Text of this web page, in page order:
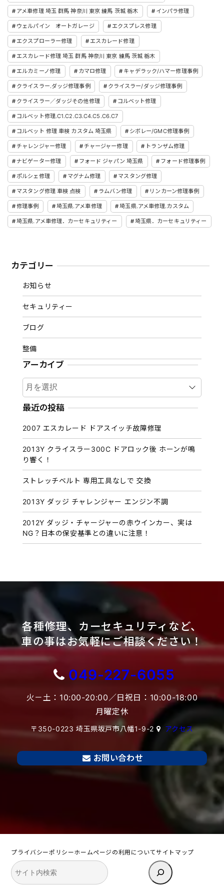
アメ車修理 埼玉 群馬 神奈川 東京 練馬 茨城 栃木 インパラ修理
ウェルパイン オートガレージ エクスプレス修理
エクスプローラー修理 エスカレード修理
エスカレード修理 埼玉 群馬 神奈川 東京 練馬 茨城 栃木
エルカミーノ修理 カマロ修理 キャデラック/ハマー修理事例
クライスラー.ダッジ修理事例 クライスラー/ダッジ修理事例
クライスラー／ダッジその他修理 コルベット修理
コルベット修理.C1.C2.C3.C4.C5.C6.C7
コルベット 修理 車検 カスタム 埼玉県 シボレー/GMC修理事例
チャレンジャー修理 チャージャー修理 トランザム修理
ナビゲーター修理 フォード ジャパン 埼玉県 フォード修理事例
ポルシェ修理 マグナム修理 マスタング修理
マスタング修理 車検 点検 ラムバン修理 リンカーン修理事例
修理事例 埼玉県.アメ車修理 埼玉県.アメ車修理.カスタム
埼玉県.アメ車修理．カーセキュリティー 埼玉県．カーセキュリティー
カテゴリー
お知らせ
セキュリティー
ブログ
整備
アーカイブ
ア
ー
カ
ブ
最近の投稿
2007 エスカレード ドアスイッチ故障修理
2013Y クライスラー300C ドアロック後 ホーンが鳴
り響く！
ストレッチベルト 専用工具なしで 交換
2013Y ダッジ チャレンジャー エンジン不調
2012Y ダッジ・チャージャーの赤ウインカー、実は
NG？日本の保安基準との違いに注意！
各種修理、カーセキュリティなど、
車の事はお気軽にご相談ください！
049-227-6055
火－土：10:00-20:00／日祝日：10:00-18:00
月曜定休
〒350-0223 埼玉県坂戸市八幡1-9-2 アクセス
お問い合わせ
プライバシーポリシーホームページの利用についてサイトマップ
検
索